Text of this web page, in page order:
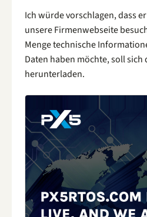
Ich würde vorschlagen, dass
unsere Firmenwebseite
Menge technische
Daten haben möchte, soll sich
herunterladen.